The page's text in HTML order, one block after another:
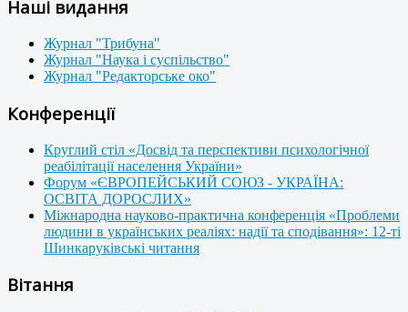
Наші видання
Журнал "Трибуна"
Журнал "Наука і суспільство"
Журнал "Редакторське око"
Конференції
Круглий стіл «Досвід та перспективи психологічної
реабілітації населення України»
Форум «ЄВРОПЕЙСЬКИЙ СОЮЗ - УКРАЇНА:
ОСВІТА ДОРОСЛИХ»
Міжнародна науково-практична конференція «Проблеми
людини в українських реаліях: надії та сподівання»: 12-ті
Шинкаруківські читання
Вітання